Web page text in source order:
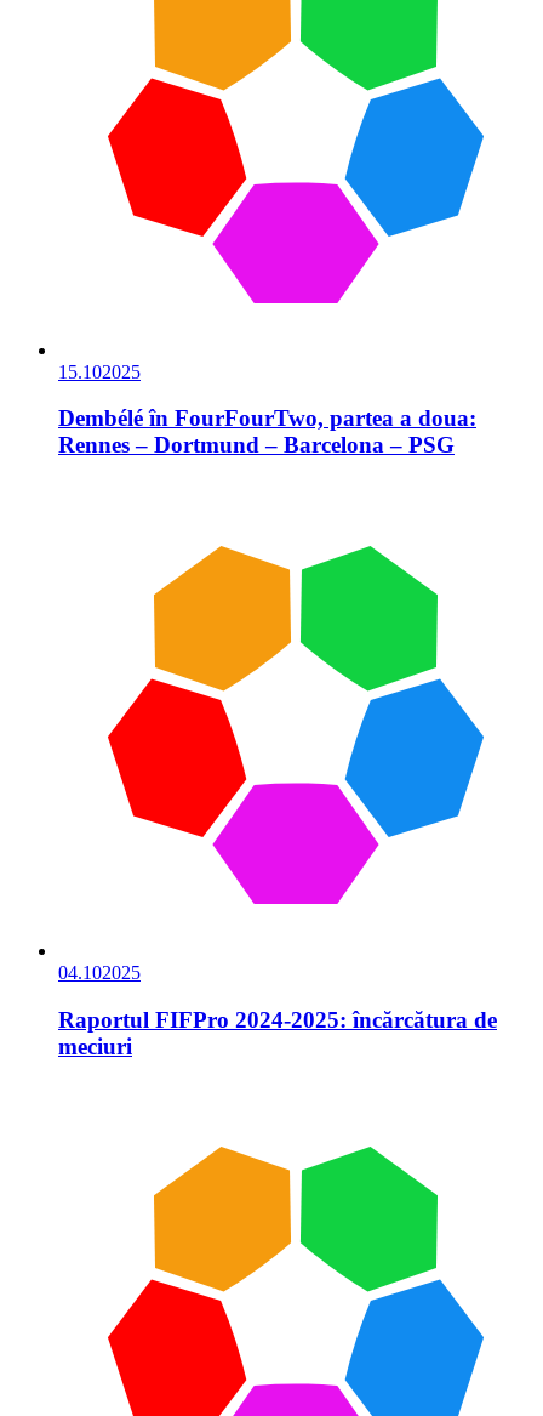
15.102025
Dembélé în FourFourTwo, partea a doua:
Rennes – Dortmund – Barcelona – PSG
04.102025
Raportul FIFPro 2024-2025: încărcătura de
meciuri